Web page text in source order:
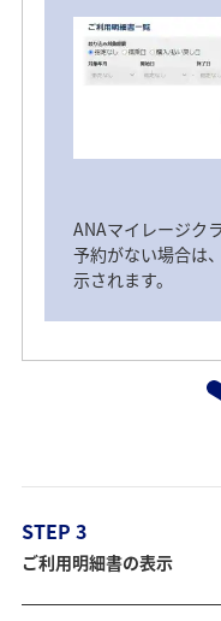
ANAマイレージク
予約がない場合は
示されます。
STEP 3
ご利用明細書の表示